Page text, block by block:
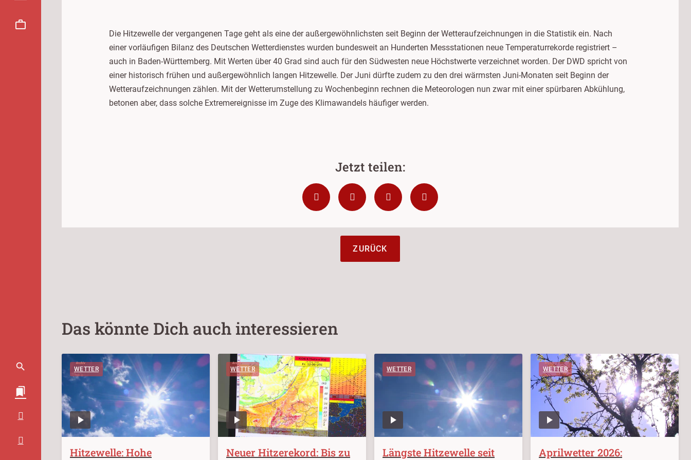
Die Hitzewelle der vergangenen Tage geht als eine der außergewöhnlichsten seit Beginn der Wetteraufzeichnungen in die Statistik ein. Nach
einer vorläufigen Bilanz des Deutschen Wetterdienstes wurden bundesweit an Hunderten Messstationen neue Temperaturrekorde registriert –
auch in Baden-Württemberg. Mit Werten über 40 Grad sind auch für den Südwesten neue Höchstwerte verzeichnet worden. Der DWD spricht von
einer historisch frühen und außergewöhnlich langen Hitzewelle. Der Juni dürfte zudem zu den drei wärmsten Juni-Monaten seit Beginn der
Wetteraufzeichnungen zählen. Mit der Wetterumstellung zu Wochenbeginn rechnen die Meteorologen nun zwar mit einer spürbaren Abkühlung,
betonen aber, dass solche Extremereignisse im Zuge des Klimawandels häufiger werden.
ZURÜCK
Das könnte Dich auch interessieren
WETTER
Hitzewelle: Hohe
WETTER
Neuer Hitzerekord: Bis zu
WETTER
Längste Hitzewelle seit
WETTER
Aprilwetter 2026: